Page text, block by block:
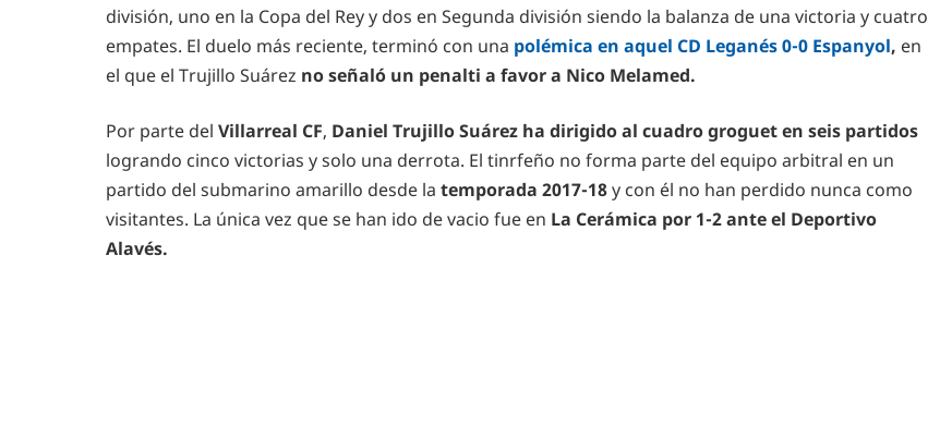
división, uno en la Copa del Rey y dos en Segunda división siendo la balanza de una victoria y cuatro
empates. El duelo más reciente, terminó con una polémica en aquel CD Leganés 0-0 Espanyol, en
el que el Trujillo Suárez no señaló un penalti a favor a Nico Melamed.
Por parte del Villarreal CF, Daniel Trujillo Suárez ha dirigido al cuadro groguet en seis partidos
logrando cinco victorias y solo una derrota. El tinrfeño no forma parte del equipo arbitral en un
partido del submarino amarillo desde la temporada 2017-18y con él no han perdido nunca como
visitantes. La única vez que se han ido de vacio fue en La Cerámica por 1-2 ante el Deportivo
Alavés.